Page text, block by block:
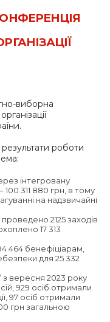
виборна
роботи
інтегровану
100 311 880 грн, в тому
на надзвичайні
2125 заходів
17 313
464 бенефіціарам,
для 25 332
вересня 2023 року
929 осіб отримали
97 осіб отримали
грн загальною